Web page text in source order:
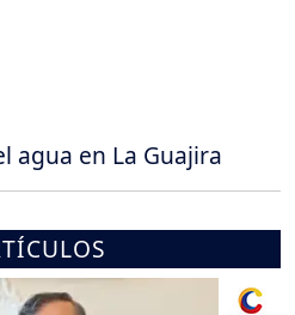
agua en La Guajira